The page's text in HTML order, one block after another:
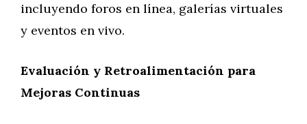
incluyendo foros en línea, galerías virtuales
y eventos en vivo.
Evaluación y Retroalimentación para
Mejoras Continuas